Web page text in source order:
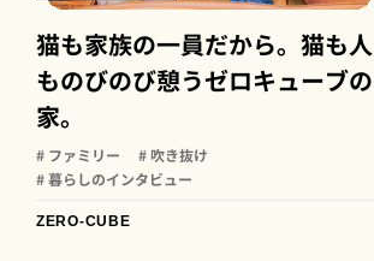
猫も家族の一員だから。猫も人
ものびのび憩うゼロキューブの
家。
# ファミリー
# 吹き抜け
# 暮らしのインタビュー
ZERO-CUBE